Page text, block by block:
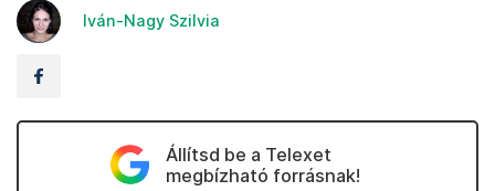
Iván-Nagy Szilvia
Állítsd be a Telexet
megbízható forrásnak!